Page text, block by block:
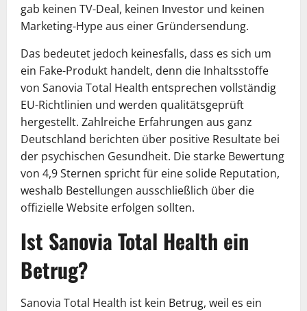
gab keinen TV-Deal, keinen Investor und keinen
Marketing-Hype aus einer Gründersendung.
Das bedeutet jedoch keinesfalls, dass es sich um
ein Fake-Produkt handelt, denn die Inhaltsstoffe
von Sanovia Total Health entsprechen vollständig
EU-Richtlinien und werden qualitätsgeprüft
hergestellt. Zahlreiche Erfahrungen aus ganz
Deutschland berichten über positive Resultate bei
der psychischen Gesundheit. Die starke Bewertung
von 4,9 Sternen spricht für eine solide Reputation,
weshalb Bestellungen ausschließlich über die
offizielle Website erfolgen sollten.
Ist Sanovia Total Health ein
Betrug?
Sanovia Total Health ist kein Betrug, weil es ein